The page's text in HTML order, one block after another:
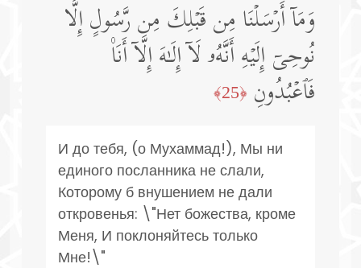
وَمَاۤ أَرۡسَلۡنَا مِن قَبۡلِكَ مِن رَّسُولٍ إِلَّا
نُوحِیۤ إِلَیۡهِ أَنَّهُۥ لَاۤ إِلَـٰهَ إِلَّاۤ أَنَا۠
فَٱعۡبُدُونِ ﴿25﴾
И до тебя, (о Мухаммад!), Мы ни
единого посланника не слали,
Которому б внушением не дали
откровенья: \"Нет божества, кроме
Меня, И поклоняйтесь только
Мне!\"